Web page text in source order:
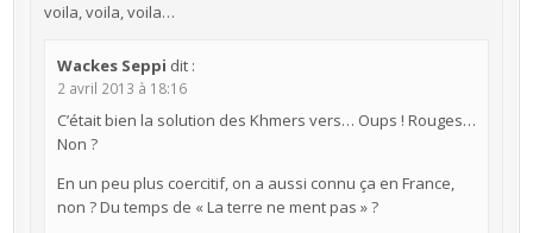
voila, voila, voila…
Wackes Seppi dit :
2 avril 2013 à 18:16
C’était bien la solution des Khmers vers… Oups ! Rouges…
Non ?
En un peu plus coercitif, on a aussi connu ça en France,
non ? Du temps de « La terre ne ment pas » ?